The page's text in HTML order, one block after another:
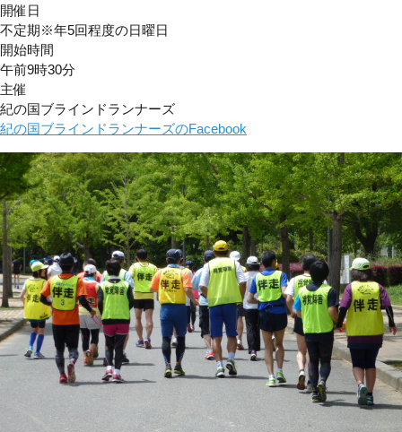
開催日
不定期※年5回程度の日曜日
開始時間
午前9時30分
主催
紀の国ブラインドランナーズ
紀の国ブラインドランナーズのFacebook